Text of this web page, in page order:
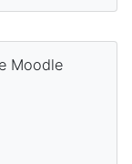
Moodle